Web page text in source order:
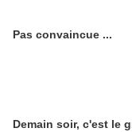
Pas convaincue ...
Demain soir, c'est le